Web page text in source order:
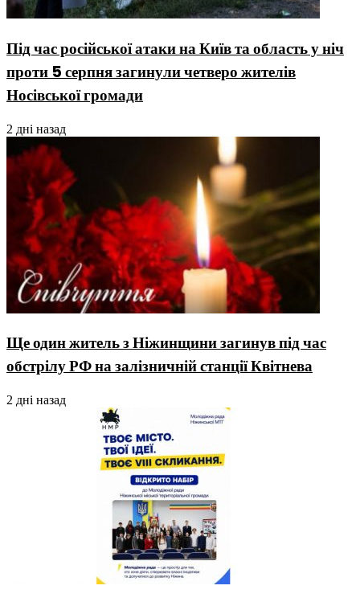
Під час російської атаки на Київ та область у ніч
проти 5 серпня загинули четверо жителів
Носівської громади
2 дні назад
Ще один житель з Ніжинщини загинув під час
обстрілу РФ на залізничній станції Квітнева
2 дні назад